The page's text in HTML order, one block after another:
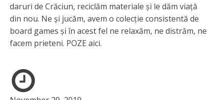
daruri de Crăciun, reciclăm materiale și le dăm viață
din nou. Ne și jucăm, avem o colecție consistentă de
board games și în acest fel ne relaxăm, ne distrăm, ne
facem prieteni. POZE aici.